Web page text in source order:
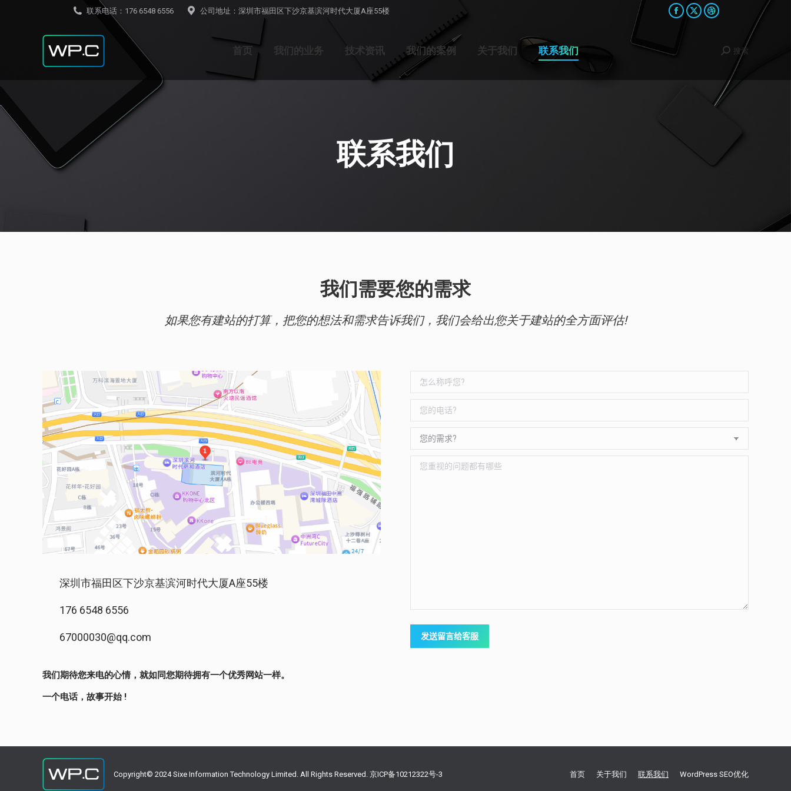
联系电话：176 6548 6556 公司地址：深圳市福田区下沙京基滨河时代大厦A座55楼
Facebook
X
window
Dribbble
opens
window
首页 我们的业务 技术资讯 我们的案例 关于我们 联系我们 Search:
搜索
联系我们
我们需要您的需求
如果您有建站的打算，把您的想法和需求告诉我们，我们会给出您关于建站的全方面评估!
深圳市福田区下沙京基滨河时代大厦A座55楼
176 6548 6556
67000030@qq.com
我们期待您来电的心情，就如同您期待拥有一个优秀网站一样。
一个电话，故事开始 !
Copyright© 2024 Sixe Information Technology Limited. All Rights Reserved. 京ICP备10212322号-3 首页 关于我们 联系我们 WordPress SEO优化